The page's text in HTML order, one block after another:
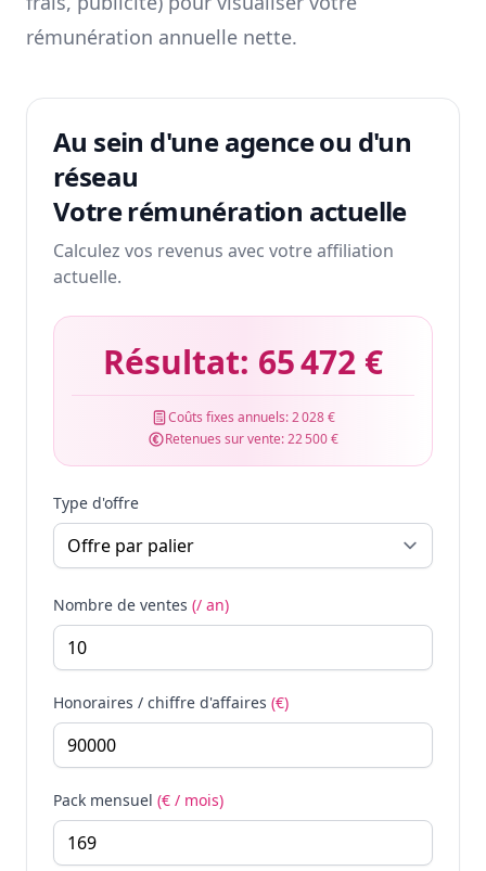
rémunération annuelle nette.
Au sein d'une agence ou d'un
réseau
Votre rémunération actuelle
Calculez vos revenus avec votre affiliation
actuelle.
Résultat: 65 472 €
Coûts fixes annuels:2 028 €
Retenues sur vente:22 500 €
Type d'offre
Nombre de ventes (/ an)
Honoraires / chiffre d'affaires (€)
Pack mensuel (€ / mois)